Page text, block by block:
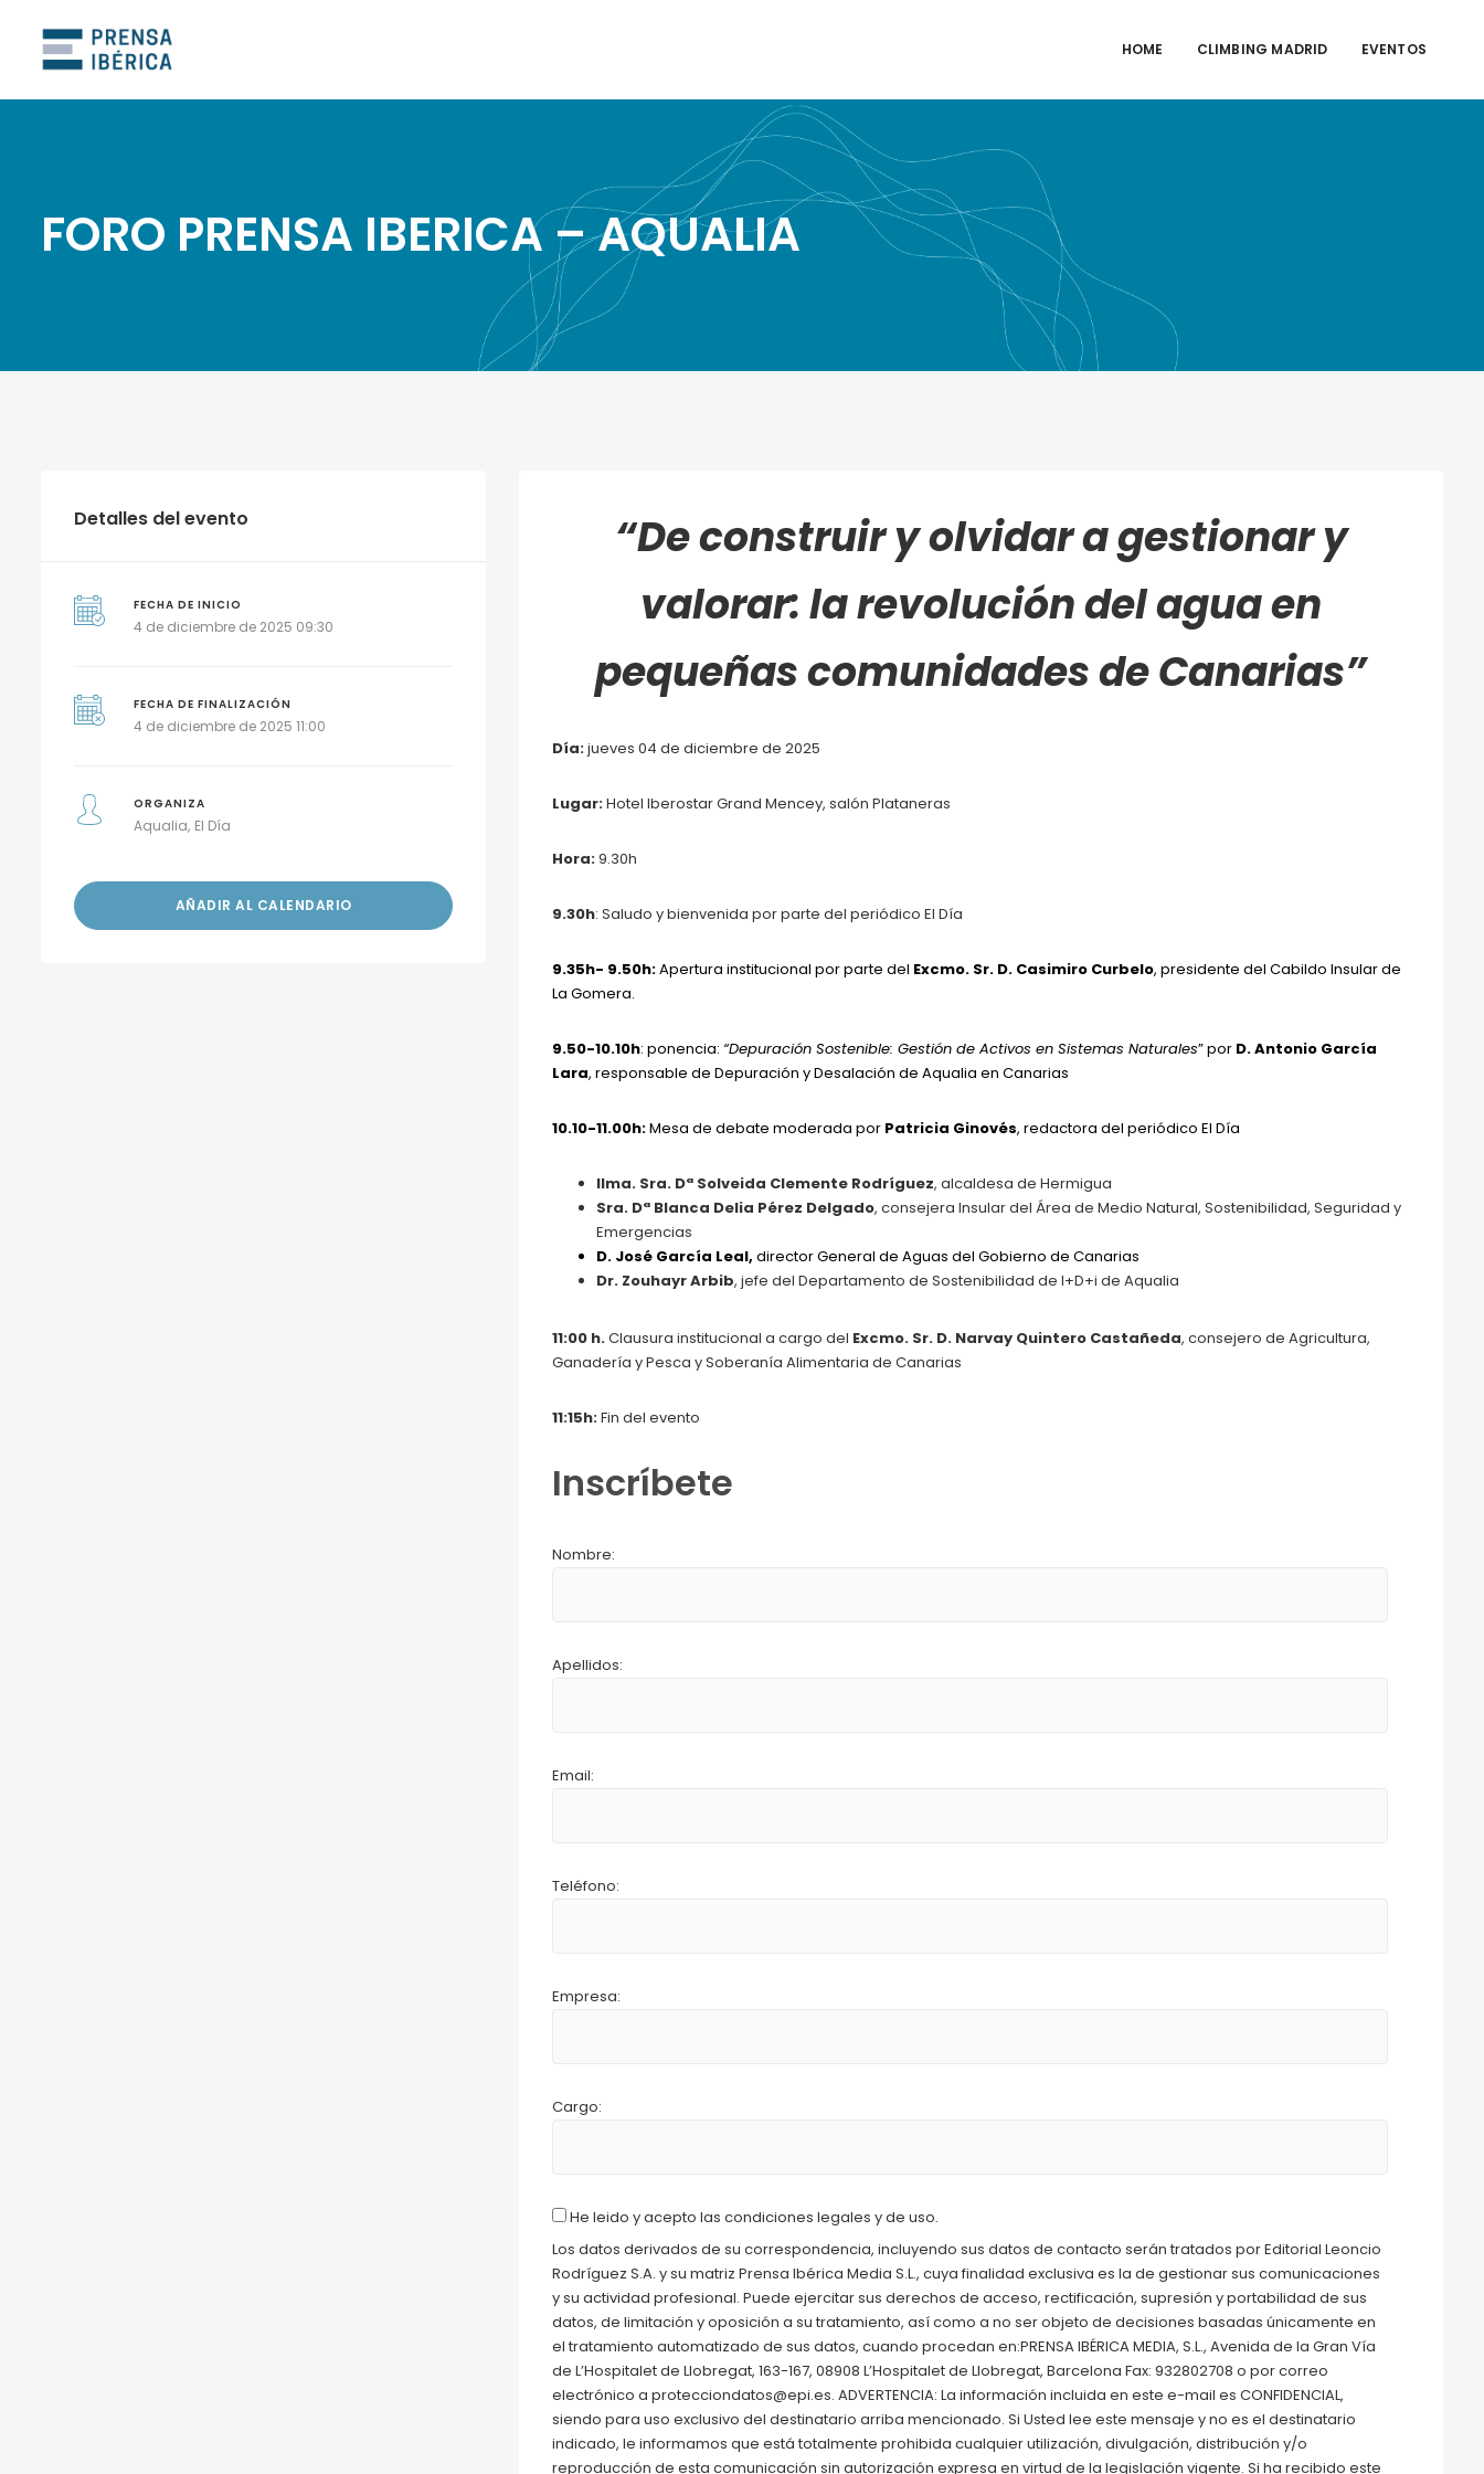
HOME CLIMBING MADRID EVENTOS
FORO PRENSA IBERICA – AQUALIA
Detalles del evento
FECHA DE INICIO
4 de diciembre de 2025 09:30
FECHA DE FINALIZACIÓN
4 de diciembre de 2025 11:00
ORGANIZA
Aqualia El Día
AÑADIR AL CALENDARIO
“De construir y olvidar a gestionar y
valorar: la revolución del agua en
pequeñas comunidades de Canarias”
Día:jueves 04 de diciembre de 2025
Lugar:Hotel Iberostar Grand Mencey, salón Plataneras
Hora:9.30h
9.30h: Saludo y bienvenida por parte del periódico El Día
9.35h- 9.50h:Apertura institucional por parte del Excmo. Sr. D. Casimiro Curbelo, presidente del Cabildo Insular de
La Gomera.
9.50-10.10h:ponencia:“Depuración Sostenible: Gestión de Activos en Sistemas Naturales” por D.Antonio García
Lara, responsable de Depuración y Desalación de Aqualia en Canarias
10.10-11.00h:Mesa de debate moderada por Patricia Ginovés, redactora del periódico El Día
Ilma. Sra. Dª Solveida Clemente Rodríguez, alcaldesa de Hermigua
Sra. Dª Blanca Delia Pérez Delgado, consejera Insular del Área de Medio Natural, Sostenibilidad, Seguridad y
Emergencias
D. José García Leal,director General de Aguas del Gobierno de Canarias
Dr. Zouhayr Arbib, jefe del Departamento de Sostenibilidad de I+D+i de Aqualia
11:00 h.Clausura institucional a cargo del Excmo. Sr. D. Narvay Quintero Castañeda, consejero de Agricultura,
Ganadería y Pesca y Soberanía Alimentaria de Canarias
11:15h:Fin del evento
Inscríbete
Nombre:
Apellidos:
Email:
Teléfono:
Empresa:
Cargo:
He leido y acepto las condiciones legales y de uso.
Los datos derivados de su correspondencia, incluyendo sus datos de contacto serán tratados por Editorial Leoncio
Rodríguez S.A. y su matriz Prensa Ibérica Media S.L., cuya finalidad exclusiva es la de gestionar sus comunicaciones
y su actividad profesional. Puede ejercitar sus derechos de acceso, rectificación, supresión y portabilidad de sus
datos, de limitación y oposición a su tratamiento, así como a no ser objeto de decisiones basadas únicamente en
el tratamiento automatizado de sus datos, cuando procedan en:PRENSA IBÉRICA MEDIA, S.L., Avenida de la Gran Vía
de L’Hospitalet de Llobregat, 163-167, 08908 L’Hospitalet de Llobregat, Barcelona Fax: 932802708 o por correo
electrónico a protecciondatos@epi.es. ADVERTENCIA: La información incluida en este e-mail es CONFIDENCIAL,
siendo para uso exclusivo del destinatario arriba mencionado. Si Usted lee este mensaje y no es el destinatario
indicado, le informamos que está totalmente prohibida cualquier utilización, divulgación, distribución y/o
reproducción de esta comunicación sin autorización expresa en virtud de la legislación vigente. Si ha recibido este